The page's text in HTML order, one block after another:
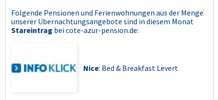
Folgende Pensionen und Ferienwohnungen aus der Menge
unserer Übernachtungsangebote sind in diesem Monat
Stareintrag beicote-azur-pension.de:
Nice: Bed & Breakfast Levert